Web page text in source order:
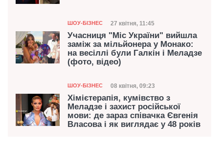
Категорія
ШОУ-БІЗНЕС Дата публікації
27 квітня, 11:45
Учасниця "Міс України" вийшла
заміж за мільйонера у Монако:
на весіллі були Галкін і Меладзе
(фото, відео)
Категорія
ШОУ-БІЗНЕС Дата публікації
08 квітня, 09:23
Хімієтерапія, кумівство з
Меладзе і захист російської
мови: де зараз співачка Євгенія
Власова і як виглядає у 48 років